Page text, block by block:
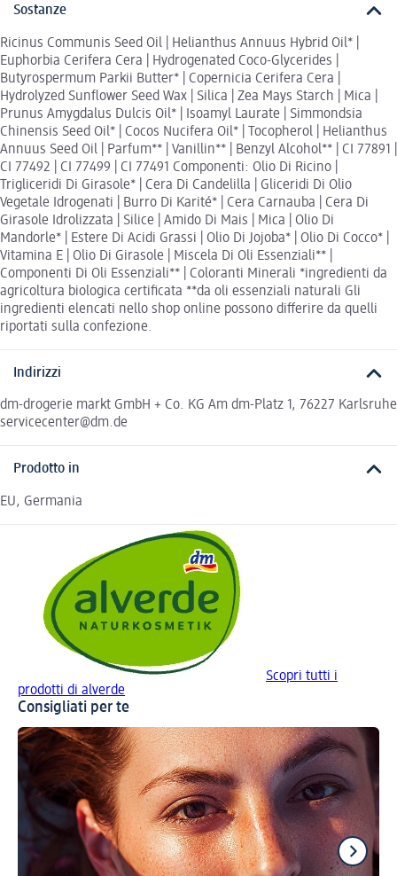
Sostanze
Ricinus Communis Seed Oil | Helianthus Annuus Hybrid Oil* |
Euphorbia Cerifera Cera | Hydrogenated Coco-Glycerides |
Butyrospermum Parkii Butter* | Copernicia Cerifera Cera |
Hydrolyzed Sunflower Seed Wax | Silica | Zea Mays Starch | Mica |
Prunus Amygdalus Dulcis Oil* | Isoamyl Laurate | Simmondsia
Chinensis Seed Oil* | Cocos Nucifera Oil* | Tocopherol | Helianthus
Annuus Seed Oil | Parfum** | Vanillin** | Benzyl Alcohol** | CI 77891 |
CI 77492 | CI 77499 | CI 77491 Componenti: Olio Di Ricino |
Trigliceridi Di Girasole* | Cera Di Candelilla | Gliceridi Di Olio
Vegetale Idrogenati | Burro Di Karité* | Cera Carnauba | Cera Di
Girasole Idrolizzata | Silice | Amido Di Mais | Mica | Olio Di
Mandorle* | Estere Di Acidi Grassi | Olio Di Jojoba* | Olio Di Cocco* |
Vitamina E | Olio Di Girasole | Miscela Di Oli Essenziali** |
Componenti Di Oli Essenziali** | Coloranti Minerali *ingredienti da
agricoltura biologica certificata **da oli essenziali naturali Gli
ingredienti elencati nello shop online possono differire da quelli
riportati sulla confezione.
Indirizzi
dm-drogerie markt GmbH + Co. KG Am dm-Platz 1, 76227 Karlsruhe
servicecenter@dm.de
Prodotto in
EU, Germania
Scopri tutti i
prodotti di alverde
Consigliati per te